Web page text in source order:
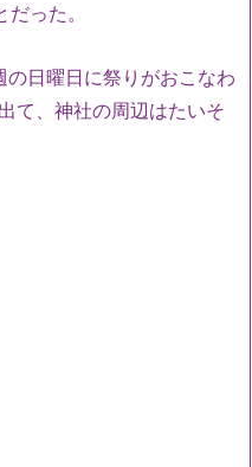
った。
日曜日に祭りがおこなわ
て、神社の周辺はたいそ